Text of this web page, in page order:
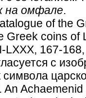
на омфале.
of the
Greek coins of
LXXX, 167-
с
символа
An